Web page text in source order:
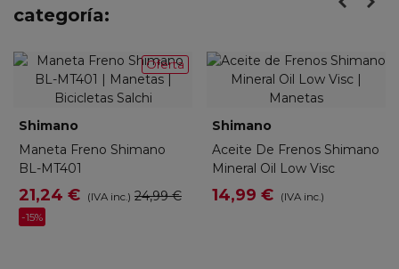
categoría:
Oferta
Shimano
Maneta Freno Shimano
BL-MT401
21,24 € (IVA inc.) 24,99 €
-15%
Shimano
Aceite De Frenos Shimano
Mineral Oil Low Visc
14,99 € (IVA inc.)